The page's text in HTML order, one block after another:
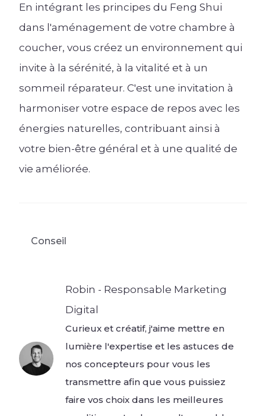
En intégrant les principes du Feng Shui
dans l'aménagement de votre chambre à
coucher, vous créez un environnement qui
invite à la sérénité, à la vitalité et à un
sommeil réparateur. C'est une invitation à
harmoniser votre espace de repos avec les
énergies naturelles, contribuant ainsi à
votre bien-être général et à une qualité de
vie améliorée.
Conseil
Robin - Responsable Marketing
Digital
Curieux et créatif, j'aime mettre en
lumière l'expertise et les astuces de
nos concepteurs pour vous les
transmettre afin que vous puissiez
faire vos choix dans les meilleures